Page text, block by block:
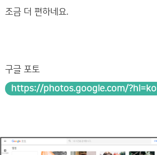
조금 더 편하네요.
구글 포토
https://photos.google.com/?hl=ko